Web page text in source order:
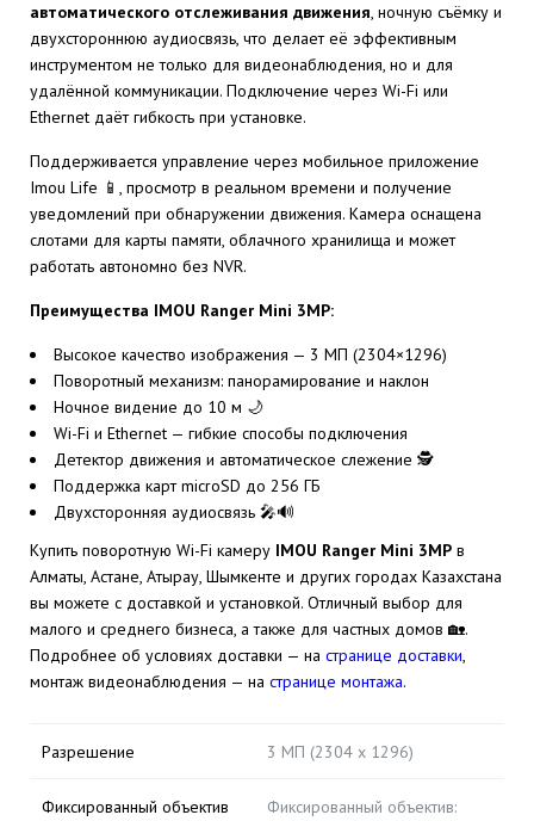
автоматического отслеживания движения, ночную съёмку и
двухстороннюю аудиосвязь, что делает её эффективным
инструментом не только для видеонаблюдения, но и для
удалённой коммуникации. Подключение через Wi-Fi или
Ethernet даёт гибкость при установке.
Поддерживается управление через мобильное приложение
Imou Life 📱, просмотр в реальном времени и получение
уведомлений при обнаружении движения. Камера оснащена
слотами для карты памяти, облачного хранилища и может
работать автономно без NVR.
Преимущества IMOU Ranger Mini 3MP:
Высокое качество изображения — 3 МП (2304×1296)
Поворотный механизм: панорамирование и наклон
Ночное видение до 10 м 🌙
Wi-Fi и Ethernet — гибкие способы подключения
Детектор движения и автоматическое слежение 🕵️
Поддержка карт microSD до 256 ГБ
Двухсторонняя аудиосвязь 🎤🔊
Купить поворотную Wi-Fi камеру IMOU Ranger Mini 3MP в
Алматы, Астане, Атырау, Шымкенте и других городах Казахстана
вы можете с доставкой и установкой. Отличный выбор для
малого и среднего бизнеса, а также для частных домов 🏡.
Подробнее об условиях доставки — на странице доставки,
монтаж видеонаблюдения — на странице монтажа.
Разрешение 3 МП (2304 x 1296)
Фиксированный объектив Фиксированный объектив: